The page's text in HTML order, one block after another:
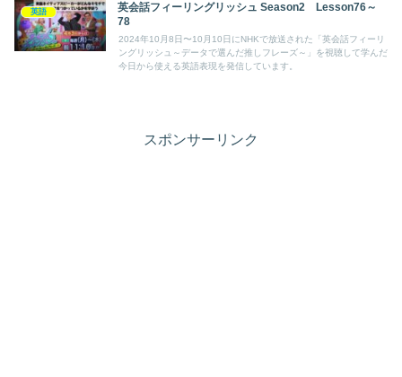
英語
英会話フィーリングリッシュ Season2 Lesson76～
78
2024年10月8日〜10月10日にNHKで放送された「英会話フィーリ
ングリッシュ～データで選んだ推しフレーズ～」を視聴して学んだ
今日から使える英語表現を発信しています。
スポンサーリンク